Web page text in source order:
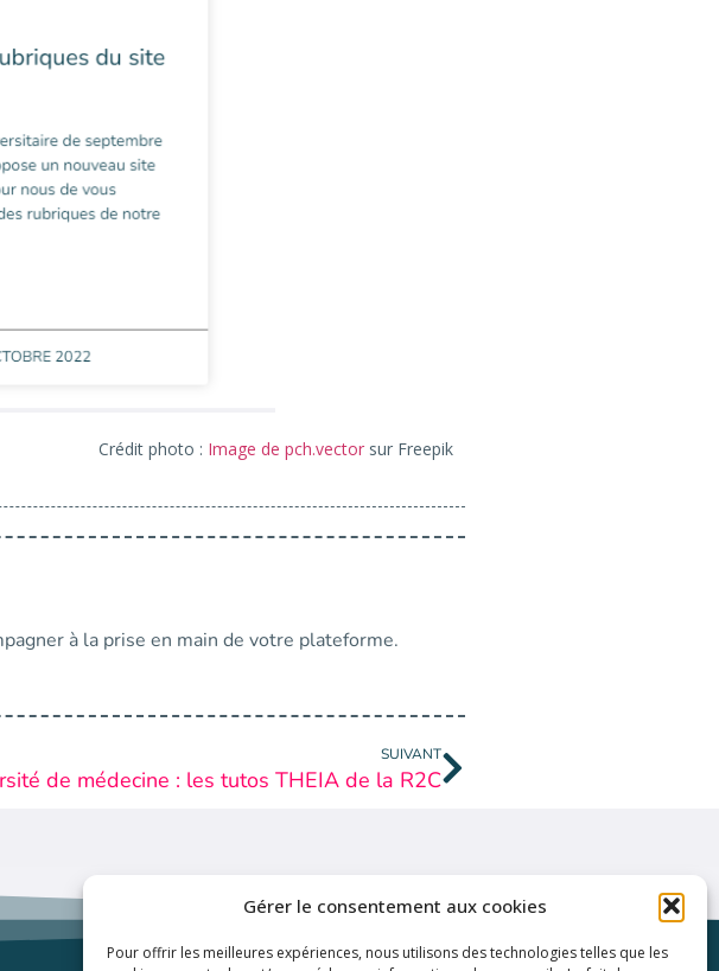
Gérer le consentement aux cookies
Pour offrir les meilleures expériences, nous utilisons des technologies telles que les
Crédit photo : Image de pch.vector sur Freepik
à la prise en main de votre plateforme.
SUIVANT
de médecine : les tutos THEIA de la R2C
Liens utiles